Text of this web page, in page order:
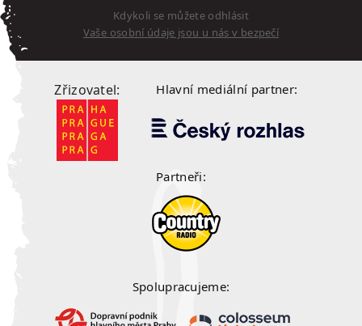
Kdykoli se můžete odhlásit
Vaše osobní údaje jsou u nás v bezpečí
Zřizovatel: Hlavní mediální partner:
Partneři:
Spolupracujeme: